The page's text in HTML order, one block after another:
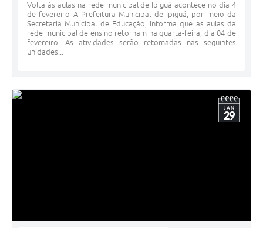
Volta às aulas na rede municipal de Ipiguá acontece no dia 4
de fevereiro A Prefeitura Municipal de Ipiguá, por meio da
Secretaria Municipal de Educação, informa que as aulas da
rede municipal de ensino retornam na quarta-feira, dia 04 de
fevereiro. As atividades serão retomadas nas seguintes
unidades...
JAN
29